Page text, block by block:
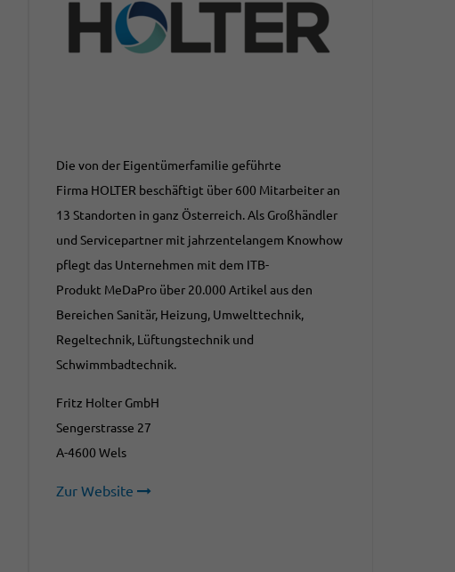
Die von der Eigentümerfamilie geführte
Firma HOLTER beschäftigt über 600 Mitarbeiter an
13 Standorten in ganz Österreich. Als Großhändler
und Servicepartner mit jahrzentelangem Knowhow
pflegt das Unternehmen mit dem ITB-
Produkt MeDaPro über 20.000 Artikel aus den
Bereichen Sanitär, Heizung, Umwelttechnik,
Regeltechnik, Lüftungstechnik und
Schwimmbadtechnik.
Fritz Holter GmbH
Sengerstrasse 27
A-4600 Wels
Zur Website